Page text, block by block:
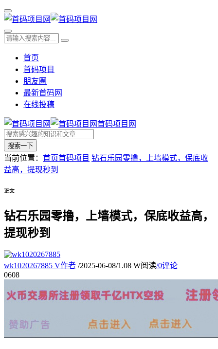
首页
首码项目
朋友圈
最新首码网
在线投稿
首码项目网
搜索一下
当前位置： 首页首码项目 钻石乐园零撸，上墙模式，保底收
益高，提现秒到
正文
钻石乐园零撸，上墙模式，保底收益高，
提现秒到
wk1020267885 V作者 /2025-06-08/1.08 W阅读/0评论
0608